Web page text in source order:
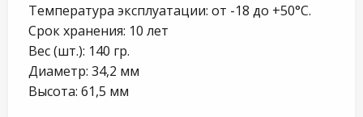
Температура эксплуатации: от -18 до +50°С.
Срок хранения: 10 лет
Вес (шт.): 140 гр.
Диаметр: 34,2 мм
Высота: 61,5 мм